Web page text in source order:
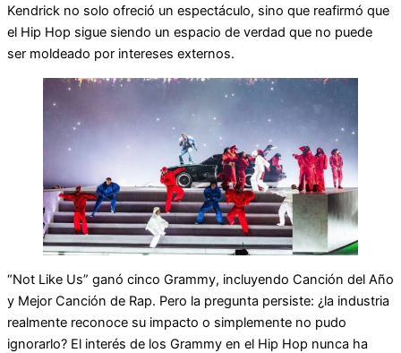
Kendrick no solo ofreció un espectáculo, sino que reafirmó que
el Hip Hop sigue siendo un espacio de verdad que no puede
ser moldeado por intereses externos.
“Not Like Us” ganó cinco Grammy, incluyendo Canción del Año
y Mejor Canción de Rap. Pero la pregunta persiste: ¿la industria
realmente reconoce su impacto o simplemente no pudo
ignorarlo? El interés de los Grammy en el Hip Hop nunca ha